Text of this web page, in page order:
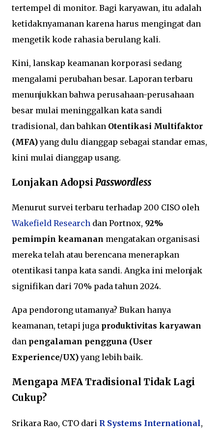
tertempel di monitor. Bagi karyawan, itu adalah
ketidaknyamanan karena harus mengingat dan
mengetik kode rahasia berulang kali.
Kini, lanskap keamanan korporasi sedang
mengalami perubahan besar. Laporan terbaru
menunjukkan bahwa perusahaan-perusahaan
besar mulai meninggalkan kata sandi
tradisional, dan bahkan Otentikasi Multifaktor
(MFA)yang dulu dianggap sebagai standar emas,
kini mulai dianggap usang.
Lonjakan Adopsi Passwordless
Menurut survei terbaru terhadap 200 CISO oleh
Wakefield Research dan Portnox, 92%
pemimpin keamanan mengatakan organisasi
mereka telah atau berencana menerapkan
otentikasi tanpa kata sandi. Angka ini melonjak
signifikan dari 70% pada tahun 2024.
Apa pendorong utamanya? Bukan hanya
keamanan, tetapi juga produktivitas karyawan
dan pengalaman pengguna (User
Experience/UX)yang lebih baik.
Mengapa MFA Tradisional Tidak Lagi
Cukup?
Srikara Rao, CTO dari R Systems International,